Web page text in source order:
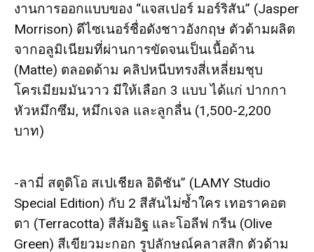
งานการออกแบบของ “แจสเปอร์ มอร์ริสัน” (Jasper
Morrison) ดีไซเนอร์ชื่อดังชาวอังกฤษ ตัวด้ามผลิต
จากอลูมิเนียมที่ผ่านการขัดจนเป็นเนื้อด้าน
(Matte) ตลอดด้าม คลิปหนีบทรงสี่เหลี่ยมชุบ
โครเมียมมันวาว มีให้เลือก 3 แบบ ได้แก่ ปากกา
หัวหมึกซึม, หมึกเจล และลูกลื่น (1,500-2,200
บาท)
-ลามี่ สตูดิโอ สเปเชียล อิดิชัน” (LAMY Studio
Special Edition) กับ 2 สีสันไม่ซ้ำใคร เทอราคอต
ตา (Terracotta) สีส้มอิฐ และโอลีฟ กรีน (Olive
Green) สีเขียวมะกอก รูปลักษณ์คลาสสิก ตัวด้าม